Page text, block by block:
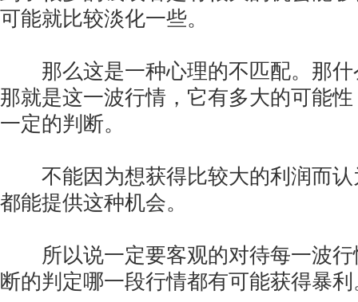
可能就比较淡化一些。
那么这是一种心理的不匹配。那什
那就是这一波行情，它有多大的可能
一定的判断。
不能因为想获得比较大的利润而认
都能提供这种机会。
所以说一定要客观的对待每一波行
断的判定哪一段行情都有可能获得暴利